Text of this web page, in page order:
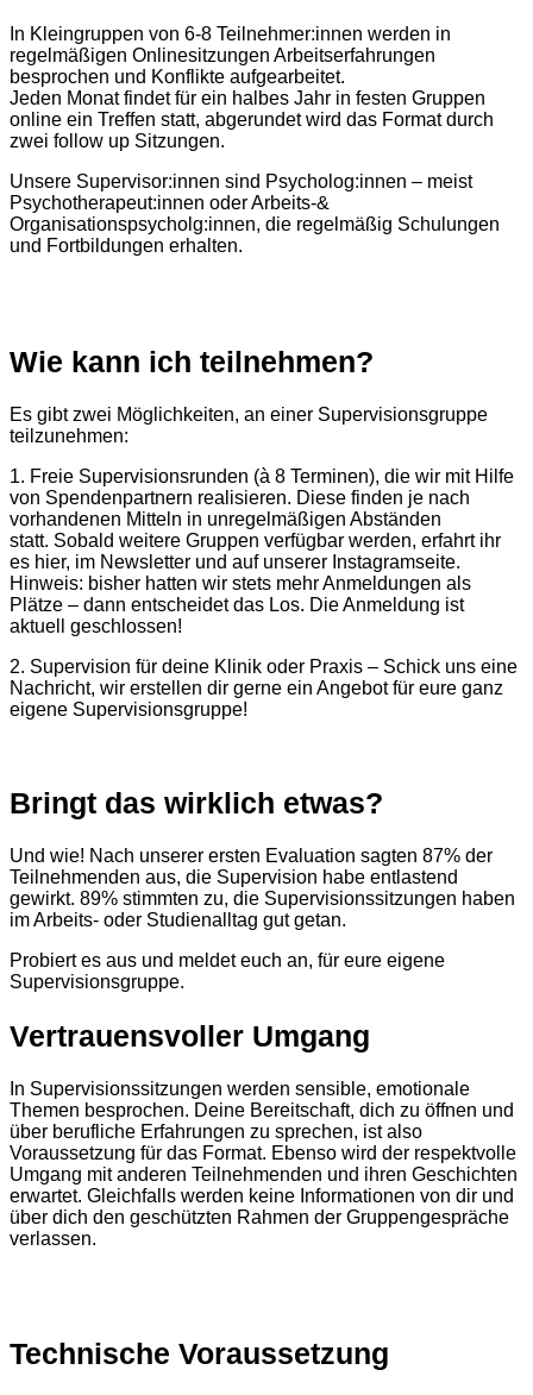
In Kleingruppen von 6-8 Teilnehmer:innen werden in
regelmäßigen Onlinesitzungen Arbeitserfahrungen
besprochen und Konflikte aufgearbeitet.
Jeden Monat findet für ein halbes Jahr in festen Gruppen
online ein Treffen statt, abgerundet wird das Format durch
zwei follow up Sitzungen.
Unsere Supervisor:innen sind Psycholog:innen – meist
Psychotherapeut:innen oder Arbeits-&
Organisationspsycholg:innen, die regelmäßig Schulungen
und Fortbildungen erhalten.
Wie kann ich teilnehmen?
Es gibt zwei Möglichkeiten, an einer Supervisionsgruppe
teilzunehmen:
1. Freie Supervisionsrunden (à 8 Terminen), die wir mit Hilfe
von Spendenpartnern realisieren. Diese finden je nach
vorhandenen Mitteln in unregelmäßigen Abständen
statt. Sobald weitere Gruppen verfügbar werden, erfahrt ihr
es hier, im Newsletter und auf unserer Instagramseite.
Hinweis: bisher hatten wir stets mehr Anmeldungen als
Plätze – dann entscheidet das Los. Die Anmeldung ist
aktuell geschlossen!
2. Supervision für deine Klinik oder Praxis – Schick uns eine
Nachricht, wir erstellen dir gerne ein Angebot für eure ganz
eigene Supervisionsgruppe!
Bringt das wirklich etwas?
Und wie! Nach unserer ersten Evaluation sagten 87% der
Teilnehmenden aus, die Supervision habe entlastend
gewirkt. 89% stimmten zu, die Supervisionssitzungen haben
im Arbeits- oder Studienalltag gut getan.
Probiert es aus und meldet euch an, für eure eigene
Supervisionsgruppe.
Vertrauensvoller Umgang
In Supervisionssitzungen werden sensible, emotionale
Themen besprochen. Deine Bereitschaft, dich zu öffnen und
über berufliche Erfahrungen zu sprechen, ist also
Voraussetzung für das Format. Ebenso wird der respektvolle
Umgang mit anderen Teilnehmenden und ihren Geschichten
erwartet. Gleichfalls werden keine Informationen von dir und
über dich den geschützten Rahmen der Gruppengespräche
verlassen.
Technische Voraussetzung